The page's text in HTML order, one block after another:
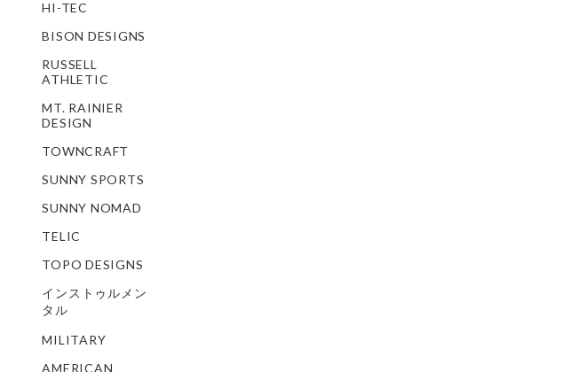
HI-TEC
BISON DESIGNS
RUSSELL
ATHLETIC
MT. RAINIER
DESIGN
TOWNCRAFT
SUNNY SPORTS
SUNNY NOMAD
TELIC
TOPO DESIGNS
インストゥルメン
タル
MILITARY
AMERICAN